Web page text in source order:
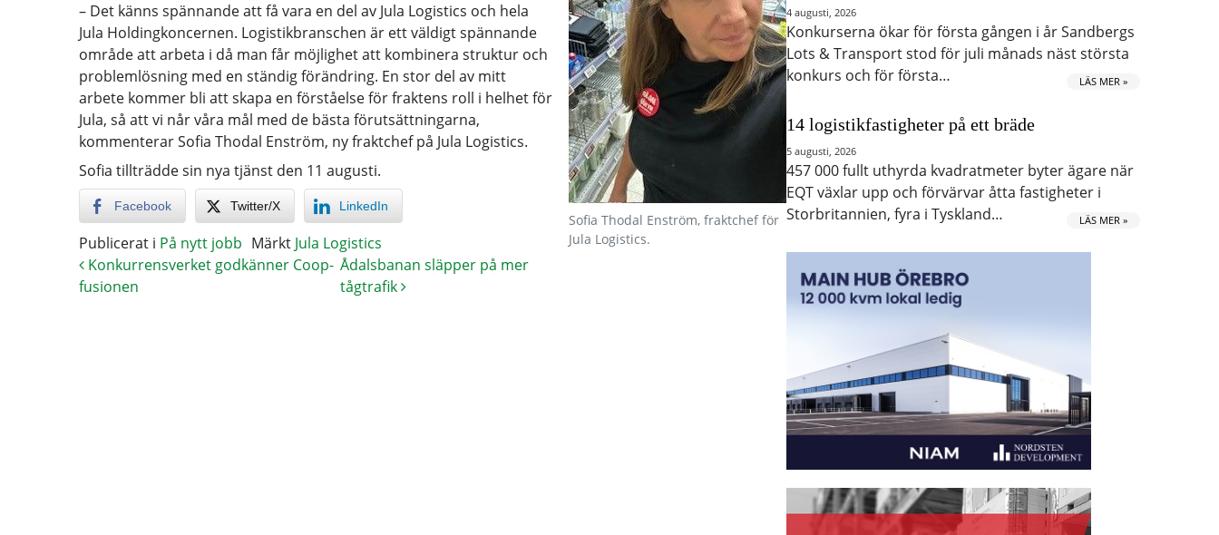
Sofia Thodal Enström, fraktchef för
Jula Logistics.
– Det känns spännande att få vara en del av Jula Logistics och hela
Jula Holdingkoncernen. Logistikbranschen är ett väldigt spännande
område att arbeta i då man får möjlighet att kombinera struktur och
problemlösning med en ständig förändring. En stor del av mitt
arbete kommer bli att skapa en förståelse för fraktens roll i helhet för
Jula, så att vi når våra mål med de bästa förutsättningarna,
kommenterar Sofia Thodal Enström, ny fraktchef på Jula Logistics.
Sofia tillträdde sin nya tjänst den 11 augusti.
Facebook Twitter/X LinkedIn
Publicerat i På nytt jobb Märkt Jula Logistics
Konkurrensverket godkänner Coop-
fusionen
Ådalsbanan släpper på mer
tågtrafik
4 augusti, 2026
Konkurserna ökar för första gången i år Sandbergs
Lots & Transport stod för juli månads näst största
konkurs och för första…
LÄS MER »
14 logistikfastigheter på ett bräde
5 augusti, 2026
457 000 fullt uthyrda kvadratmeter byter ägare när
EQT växlar upp och förvärvar åtta fastigheter i
Storbritannien, fyra i Tyskland…
LÄS MER »